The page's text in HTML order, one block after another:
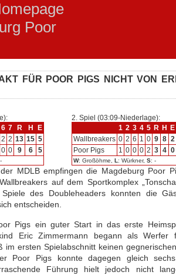
FÜR POOR PIGS NICHT VON
6 7 R H
E
2 2 13 15 5
0 0 9 6 5
2. Spiel (03:09-Niederlage):
1 2 3 4 5 R H
E
Wallbreakers 0 2 6 1 0 9 8 2
Poor Pigs
1 0 0 0 2 3 4 0
W: Großöhme, L : Würkner, S: -
MDLB empfingen die Magdeburg Poor
auf dem Sportkomplex
des Doubleheaders konnten die
entscheiden.
Pigs ein guter Start in das erste
Eric Zimmermann begann als Werfer
im ersten Spielabschnitt keinen
Poor Pigs konnte dagegen gleich
Führung hielt jedoch nicht